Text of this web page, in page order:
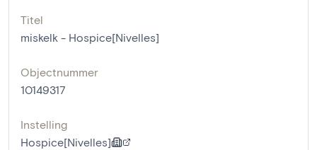
Titel
miskelk - Hospice[Nivelles]
Objectnummer
10149317
Instelling
Hospice[Nivelles]